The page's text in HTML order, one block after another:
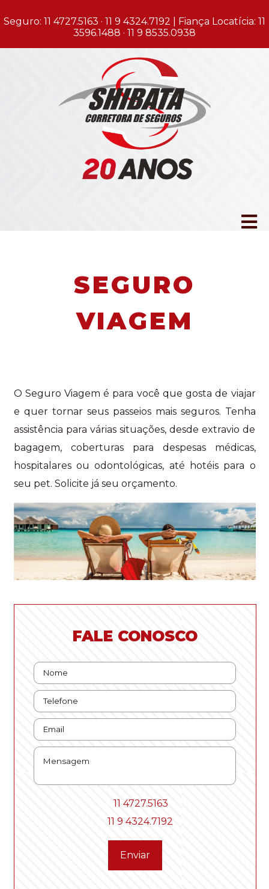
Seguro: 11 4727.5163 · 11 9 4324.7192 | Fiança Locatícia: 11
3596.1488 · 11 9 8535.0938
SEGURO
VIAGEM
O Seguro Viagem é para você que gosta de viajar
e quer tornar seus passeios mais seguros. Tenha
assistência para várias situações, desde extravio de
bagagem, coberturas para despesas médicas,
hospitalares ou odontológicas, até hotéis para o
seu pet. Solicite já seu orçamento.
FALE CONOSCO
11 4727.5163
11 9 4324.7192
Enviar